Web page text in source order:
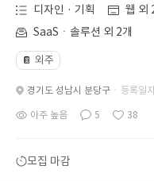
디자인 · 기획
웹 외
SaaSㆍ솔루션 외 2개
📔 외주
경기도 성남시 분당구 · 등록일
아주 높음 5 38
모집 마감